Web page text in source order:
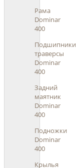
Рама
Dominar
400
Подшипники
траверсы
Dominar
400
Задний
маятник
Dominar
400
Подножки
Dominar
400
Крылья